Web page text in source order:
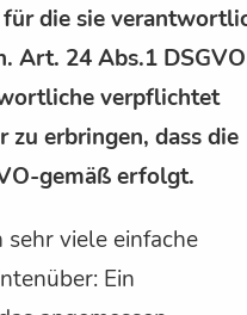
die sie
Art. 24 Abs.1 DSGVO
verpflichtet
zu erbringen, dass die
gemäß erfolgt.
viele einfache
Ein